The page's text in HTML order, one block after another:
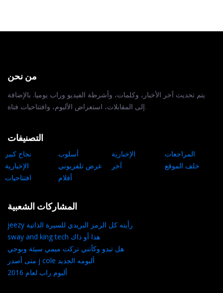
من نحن
يتم تحديث آخر الأخبار، وكلمات، وأشرطة الفيديو وراب يوميا. بالإضافة
إلى المقابلات، استعراض الألبوم، وافتتاحيات فتاة.
التصنيفات
نجاح كبير أسلوب الإخبارية
المراجعات
الإخبارية
عرض تلفزيوني آخر
خلف الموقع
افتتاحيات
أفلام
المشاركات الشعبية
jeezy رأيته كل الرمز البريدي للسيرة الذاتية
sway and king tech هذا أو ذاك
هل تبدو وكأنني تركت ميمي سيئة وبوجي
متى أصدر j cole ألبومه الجديد
ألبوم راب لعام 2016